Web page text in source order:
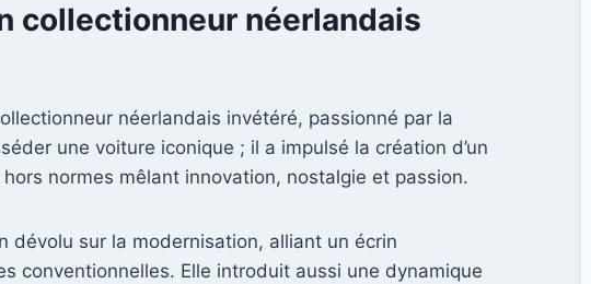
collectionneur néerlandais
néerlandais invétéré, passionné par la
une voiture iconique ; il a impulsé la création d’un
normes mêlant innovation, nostalgie et passion.
dévolu sur la modernisation, alliant un écrin
conventionnelles. Elle introduit aussi une dynamique